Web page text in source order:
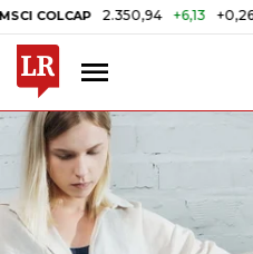
2.350,94 +6,13 +0,26%